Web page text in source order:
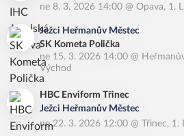
ne 8. 3. 2026 14:00 @ Opava, 1.
Ježci Heřmanův Městec
SK Kometa Polička
ne 15. 3. 2026 14:00 @
Východ
HBC Enviform Třinec
Ježci Heřmanův Městec
ne 22. 3. 2026 12:00 @ Třinec, 1.